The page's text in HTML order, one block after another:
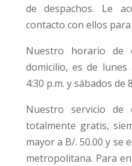
de despachos. Le
contacto con ellos
Nuestro horario de
domicilio, es de lunes
4:30 p.m. y sábados de
Nuestro servicio de
totalmente gratis,
mayor a B/. 50.00 y se
metropolitana. Para